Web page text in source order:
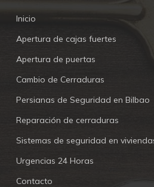
Inicio
Apertura de cajas fuertes
Apertura de puertas
Cambio de Cerraduras
Persianas de Seguridad en Bilbao
Reparación de cerraduras
Sistemas de seguridad en
Urgencias 24 Horas
Contacto